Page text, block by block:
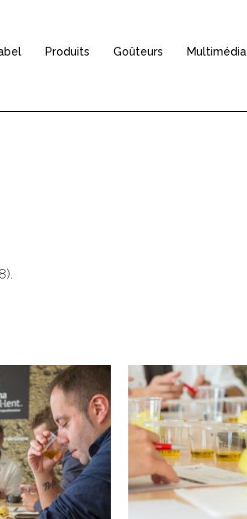
Produits Goûteurs Multimédia